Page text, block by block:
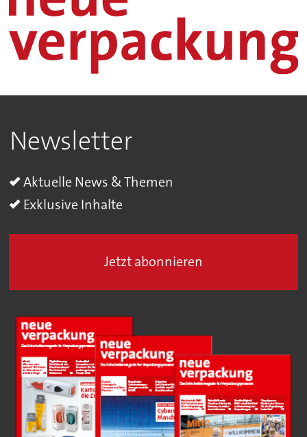
Newsletter
Aktuelle News & Themen
Exklusive Inhalte
Jetzt abonnieren